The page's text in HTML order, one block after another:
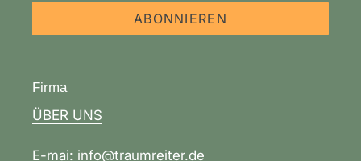
ABONNIEREN
Firma
ÜBER UNS
E-mai: info@traumreiter.de